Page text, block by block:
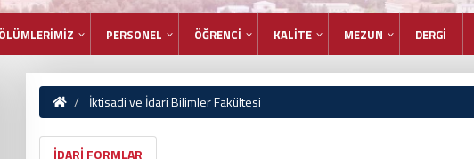
PERSONEL ÖĞRENCİ KALİTE MEZUN DERGİ
İktisadi ve İdari Bilimler Fakültesi
İDARİ FORMLAR